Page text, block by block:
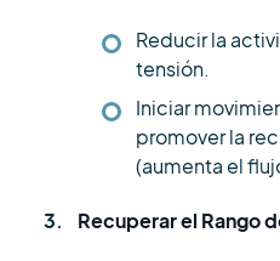
Reducir la
tensión.
Iniciar
promover la
(aumenta el
Recuperar el Rango